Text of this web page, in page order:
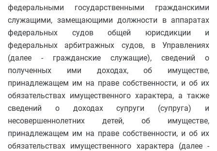
федеральными государственными гражданскими
служащими, замещающими должности в аппаратах
федеральных судов общей юрисдикции и
федеральных арбитражных судов, в Управлениях
(далее - гражданские служащие), сведений о
полученных ими доходах, об имуществе,
принадлежащем им на праве собственности, и об их
обязательствах имущественного характера, а также
сведений о доходах супруги (супруга) и
несовершеннолетних детей, об имуществе,
принадлежащем им на праве собственности, и об их
обязательствах имущественного характера (далее -